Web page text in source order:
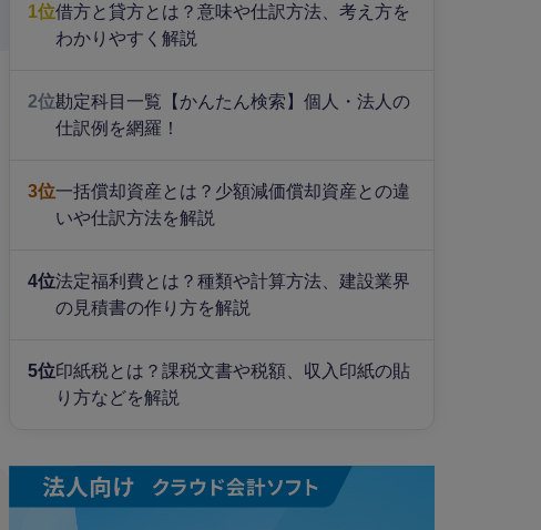
1位借方と貸方とは？意味や仕訳方法、考え方を
わかりやすく解説
2位勘定科目一覧【かんたん検索】個人・法人の
仕訳例を網羅！
3位一括償却資産とは？少額減価償却資産との違
いや仕訳方法を解説
4位法定福利費とは？種類や計算方法、建設業界
の見積書の作り方を解説
5位印紙税とは？課税文書や税額、収入印紙の貼
り方などを解説